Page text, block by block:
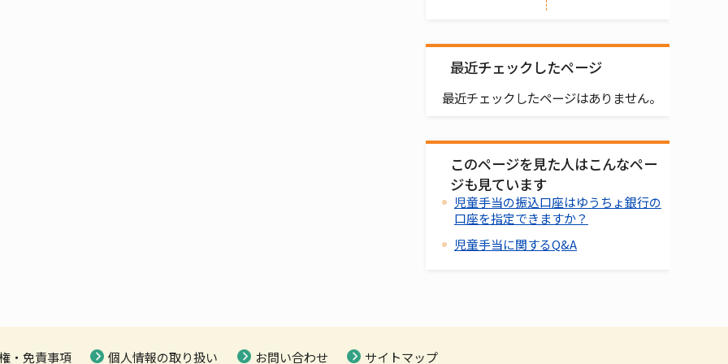
最近チェックしたページ
最近チェックしたページはありません。
このページを見た人はこんなペー
ジも見ています
児童手当の振込口座はゆうちょ銀行の
口座を指定できますか？
児童手当に関するQ&A
・免責事項 個人情報の取り扱い お問い合わせ サイトマップ